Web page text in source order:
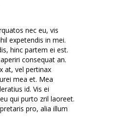
nec eu, vis
expetendis in mei.
hinc partem ei est.
consequat an.
at, vel pertinax
mea et. Mea
id. Vis ei
qui purto zril laoreet.
pro, alia illum